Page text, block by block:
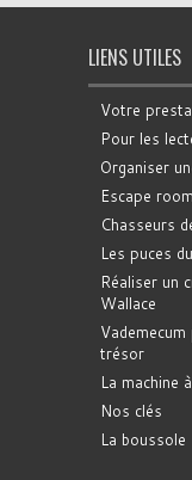
LIENS UTILES
Votre
Pour les
Organiser
Escape
Chasseurs
Les puces
Réaliser un
Wallace
trésor
La machine
Nos clés
La boussole